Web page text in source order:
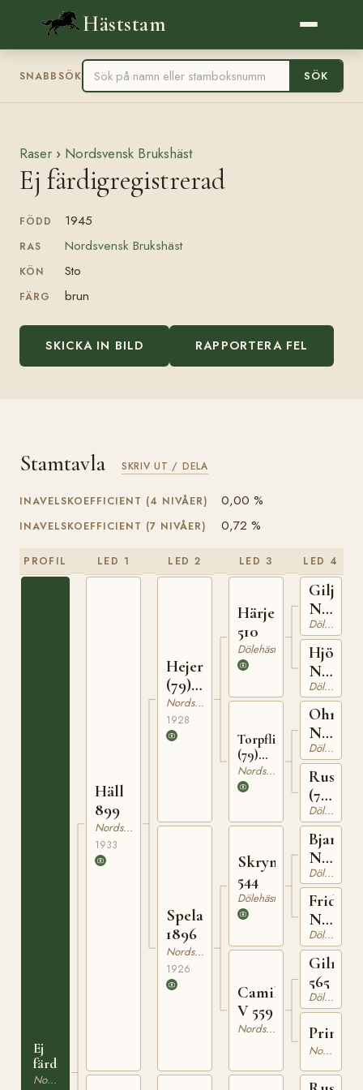
Häststam
SNABBSÖK SÖK
Raser › Nordsvensk Brukshäst
Ej färdigregistrerad
FÖDD 1945
RAS Nordsvensk Brukshäst
KÖN Sto
FÄRG brun
SKICKA IN BILD RAPPORTERA FEL
Stamtavla SKRIV UT / DELA
INAVELSKOEFFICIENT (4 NIVÅER) 0,00 %
INAVELSKOEFFICIENT (7 NIVÅER) 0,72 %
PROFIL
Ej
färdigregistrerad
Nordsvensk Brukshäst
LED 1
Häll
899
Nordsvensk Brukshäst
1933
LED 2
Hejer
(79)
695 Nordsvensk Brukshäst
1928
Spela
1896
Nordsvensk Brukshäst
1926
LED 3
Härje
510
Dölehäst
Torpflickan
(79)
1527 Nordsvensk Brukshäst
Skrymer
544
Dölehäst
Camilla
V 559
Nordsvensk Brukshäst
LED 4
Giljar
N
907
Dölehäst
Hjördis
N
7604
Dölehäst
N
955Dölehäst
Rusa
(79)
1315
Dölehäst
Bjarke
N
689
Dölehäst
Frida
N
2665
Dölehäst
Gilman
565
Dölehäst
Prima
Nordsvensk Brukshäst